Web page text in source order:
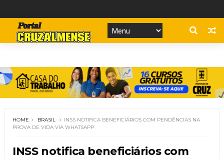
HOME BRASIL
INSS NOTIFICA BENEFICIÁRIOS COM PENDÊNCIAS NA
PROVA DE VIDA VIA WHATSAPP
INSS notifica beneficiários com